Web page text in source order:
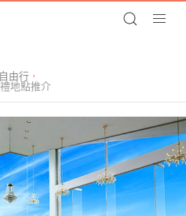
由行
地點推介